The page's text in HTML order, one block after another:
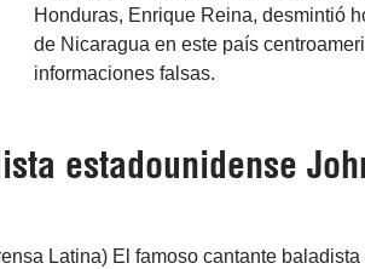
Honduras, Enrique Reina, desmintió
de Nicaragua en este país
informaciones falsas.
estadounidense
Latina) El famoso cantante